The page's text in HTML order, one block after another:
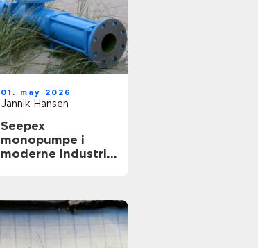
01. may 2026
Jannik Hansen
Seepex
monopumpe i
moderne industri: